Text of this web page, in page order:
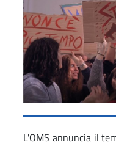
L'OMS annuncia il